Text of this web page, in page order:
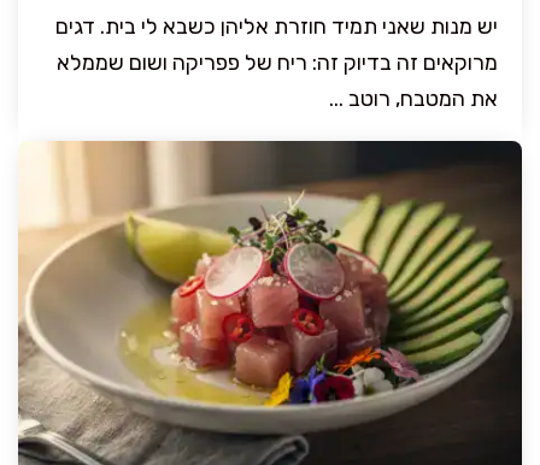
יש מנות שאני תמיד חוזרת אליהן כשבא לי בית. דגים
מרוקאים זה בדיוק זה: ריח של פפריקה ושום שממלא
את המטבח, רוטב ...